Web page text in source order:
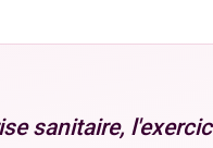
sanitaire,